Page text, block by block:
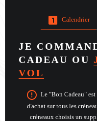
looks_one Calendrier
JE
CADEAU OU
VOL
error_outline Le "Bon Cadeau"
d'achat sur tous les
créneaux choisis un